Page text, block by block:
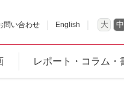
問い合わせ English 大 中
レポート・コラム・